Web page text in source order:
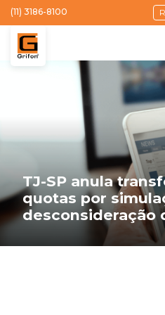
(11) 3186-8100
TJ-SP anula
quotas por
desconsideração